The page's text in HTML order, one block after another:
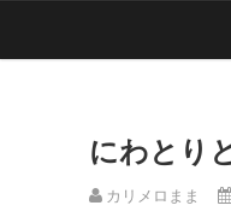
にわとり
カリメロまま